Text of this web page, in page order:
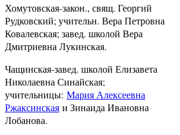
Хомутовская-закон., свящ. Георгий
Рудковский; учительн. Вера Петровна
Ковалевская; завед. школой Вера
Дмитриевна Лукинская.
Чащинская-завед. школой Елизавета
Николаевна Синайская;
учительницы: Мария Алексеевна
Ржаксинская и Зинаида Ивановна
Лобанова.